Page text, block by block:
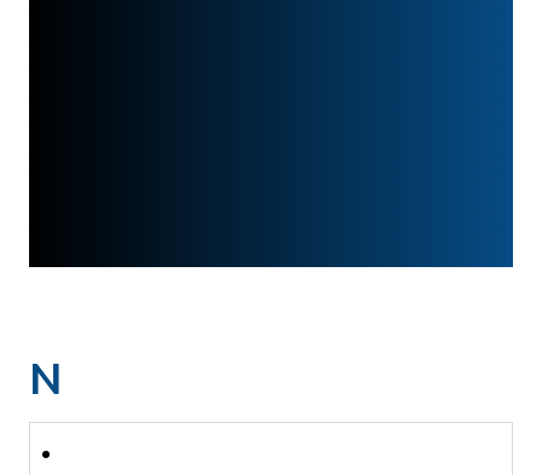
N